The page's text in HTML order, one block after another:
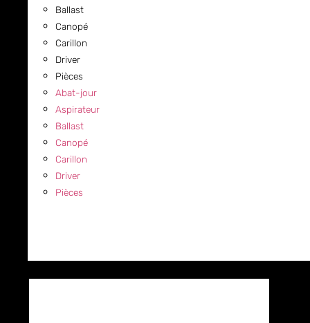
Ballast
Canopé
Carillon
Driver
Pièces
Abat-jour
Aspirateur
Ballast
Canopé
Carillon
Driver
Pièces